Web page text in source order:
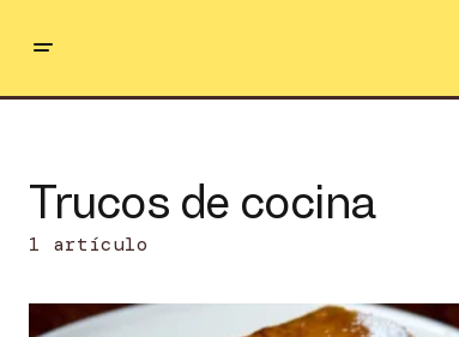
Trucos de cocina
1 artículo